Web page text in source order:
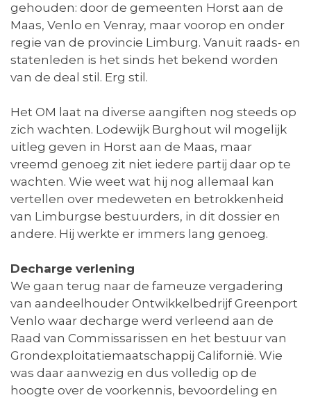
gehouden: door de gemeenten Horst aan de
Maas, Venlo en Venray, maar voorop en onder
regie van de provincie Limburg. Vanuit raads- en
statenleden is het sinds het bekend worden
van de deal stil. Erg stil.
Het OM laat na diverse aangiften nog steeds op
zich wachten. Lodewijk Burghout wil mogelijk
uitleg geven in Horst aan de Maas, maar
vreemd genoeg zit niet iedere partij daar op te
wachten. Wie weet wat hij nog allemaal kan
vertellen over medeweten en betrokkenheid
van Limburgse bestuurders, in dit dossier en
andere. Hij werkte er immers lang genoeg.
Decharge verlening
We gaan terug naar de fameuze vergadering
van aandeelhouder Ontwikkelbedrijf Greenport
Venlo waar decharge werd verleend aan de
Raad van Commissarissen en het bestuur van
Grondexploitatiemaatschappij Californië. Wie
was daar aanwezig en dus volledig op de
hoogte over de voorkennis, bevoordeling en